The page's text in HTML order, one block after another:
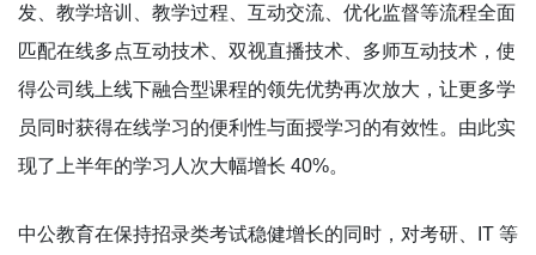
发、教学培训、教学过程、互动交流、优化监督等流程全面
匹配在线多点互动技术、双视直播技术、多师互动技术，使
得公司线上线下融合型课程的领先优势再次放大，让更多学
员同时获得在线学习的便利性与面授学习的有效性。由此实
现了上半年的学习人次大幅增长 40%。
中公教育在保持招录类考试稳健增长的同时，对考研、IT 等